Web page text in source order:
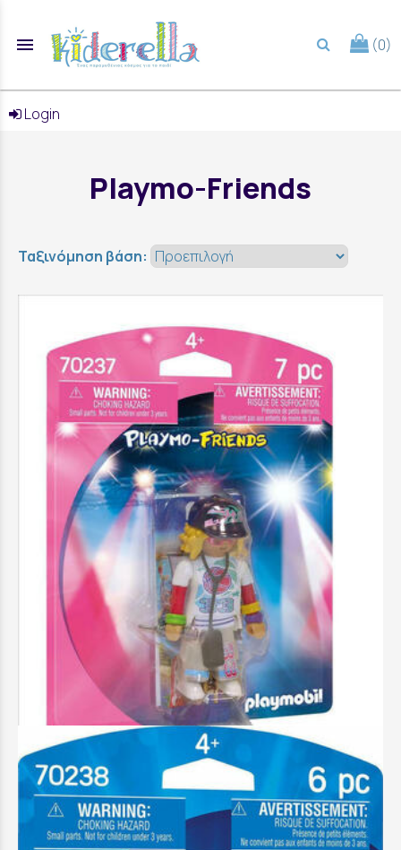
menu (0)
Login
Playmo-Friends
Ταξινόμηση βάση:
Playmobil Playmo-Friends Ράπερ - 70237
2,99 €
Προσθήκη στο Καλάθι
Άμεσα διαθέσιμο